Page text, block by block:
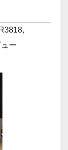
,
ー